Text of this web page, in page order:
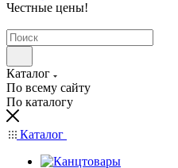
Честные цены!
Каталог
По всему сайту
По каталогу
Каталог